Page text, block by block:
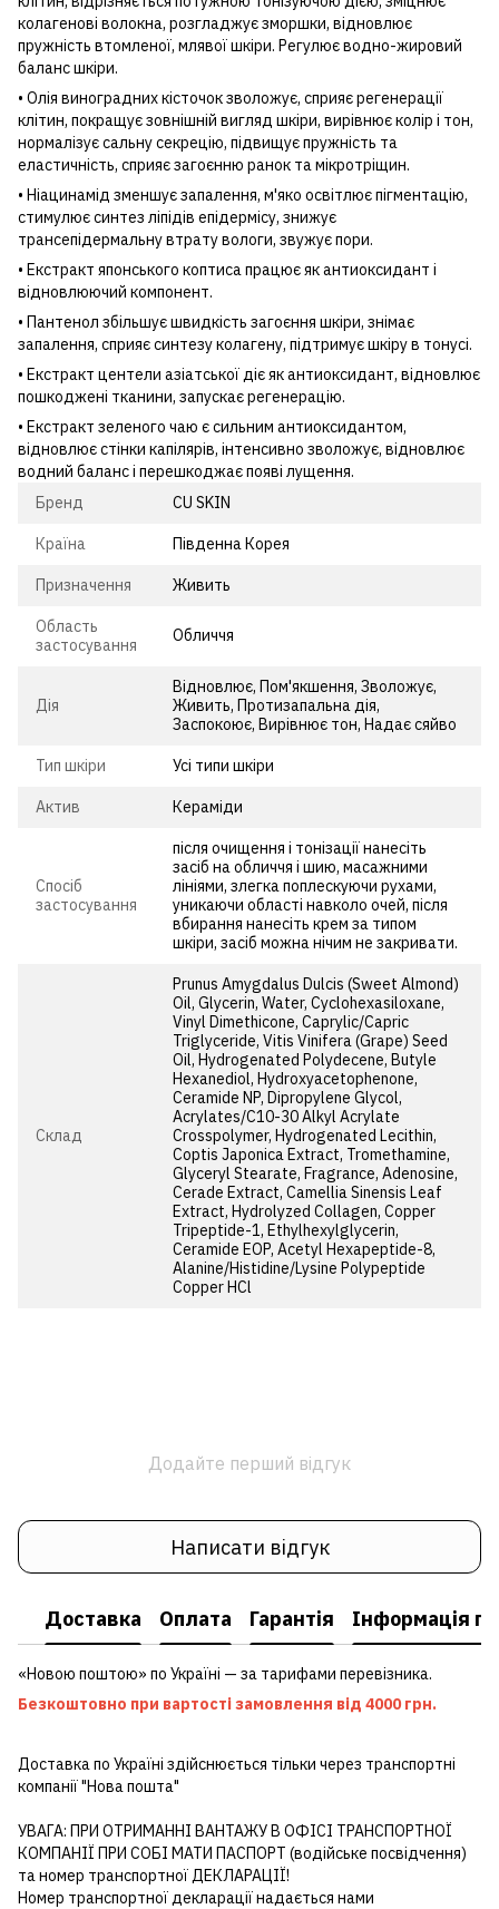
колагенові волокна, розгладжує зморшки, відновлює
пружність втомленої, млявої шкіри. Регулює водно-жировий
баланс шкіри.
• Олія виноградних кісточок зволожує, сприяє регенерації
клітин, покращує зовнішній вигляд шкіри, вирівнює колір і тон,
нормалізує сальну секрецію, підвищує пружність та
еластичність, сприяє загоєнню ранок та мікротріщин.
• Ніацинамід зменшує запалення, м'яко освітлює пігментацію,
стимулює синтез ліпідів епідермісу, знижує
трансепідермальну втрату вологи, звужує пори.
• Екстракт японського коптиса працює як антиоксидант і
відновлюючий компонент.
• Пантенол збільшує швидкість загоєння шкіри, знімає
запалення, сприяє синтезу колагену, підтримує шкіру в тонусі.
• Екстракт центели азіатської діє як антиоксидант, відновлює
пошкоджені тканини, запускає регенерацію.
• Екстракт зеленого чаю є сильним антиоксидантом,
відновлює стінки капілярів, інтенсивно зволожує, відновлює
водний баланс і перешкоджає появі лущення.
Бренд
CU SKIN
Країна Південна Корея
Призначення Живить
Область
застосування
Обличчя
Дія
Відновлює, Пом'якшення, Зволожує,
Живить, Протизапальна дія,
Заспокоює, Вирівнює тон, Надає сяйво
Тип шкіри Усі типи шкіри
Актив Кераміди
Спосіб
застосування
після очищення і тонізації нанесіть
засіб на обличчя і шию, масажними
лініями, злегка поплескуючи рухами,
уникаючи області навколо очей, після
вбирання нанесіть крем за типом
шкіри, засіб можна нічим не закривати.
Cклад
Prunus Amygdalus Dulcis (Sweet Almond)
Oil, Glycerin, Water, Cyclohexasiloxane,
Vinyl Dimethicone, Caprylic/Capric
Triglyceride, Vitis Vinifera (Grape) Seed
Oil, Hydrogenated Polydecene, Butyle
Hexanediol, Hydroxyacetophenone,
Ceramide NP, Dipropylene Glycol,
Acrylates/C10-30 Alkyl Acrylate
Crosspolymer, Hydrogenated Lecithin,
Coptis Japonica Extract, Tromethamine,
Glyceryl Stearate, Fragrance, Adenosine,
Cerade Extract, Camellia Sinensis Leaf
Extract, Hydrolyzed Collagen, Copper
Tripeptide-1, Ethylhexylglycerin,
Ceramide EOP, Acetyl Hexapeptide-8,
Alanine/Histidine/Lysine Polypeptide
Copper HCl
Додайте перший відгук
Написати відгук
Доставка Оплата Гарантія Інформація
«Новою поштою» по Україні — за тарифами перевізника.
Безкоштовно при вартості замовлення від 4000 грн.
Доставка по Україні здійснюється тільки через транспортні
компанії "Нова пошта"
УВАГА: ПРИ ОТРИМАННІ ВАНТАЖУ В ОФІСІ ТРАНСПОРТНОЇ
КОМПАНІЇ ПРИ СОБІ МАТИ ПАСПОРТ (водійське посвідчення)
та номер транспортної ДЕКЛАРАЦІЇ!
Номер транспортної декларації надається нами